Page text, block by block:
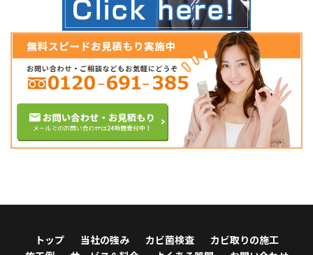
トップ 当社の強み カビ菌検査
カビ取りの施工